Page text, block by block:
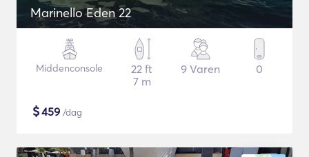
Marinello Eden 22
Middenconsole
22 ft
7 m
9 Varen 0
$459 /dag